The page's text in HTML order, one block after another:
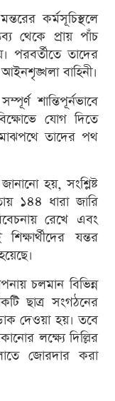
কর্মসূচিস্থলে
থেকে প্রায় পাঁচ
পরবর্তীতে তাদের
বাহিনী।
শান্তিপূর্নভাবে
যোগ দিতে
তাদের পথ
হয়, সংশ্লিষ্ট
১৪৪ ধারা জারি
রেখে এবং
যন্তর
চলমান বিভিন্ন
ছাত্র সংগঠনের
দেওয়া হয়। তবে
লক্ষ্যে দিল্লির
জোরদার করা